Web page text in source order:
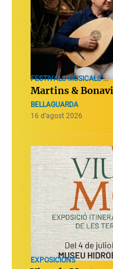
FESTIVALS MUSICALS ...
Martins &
BELLAGUARDA
16 d’agost 2026
EXPOSICIONS